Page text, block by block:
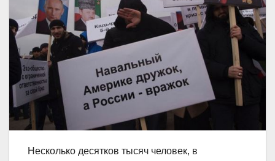
Несколько десятков тысяч человек, в